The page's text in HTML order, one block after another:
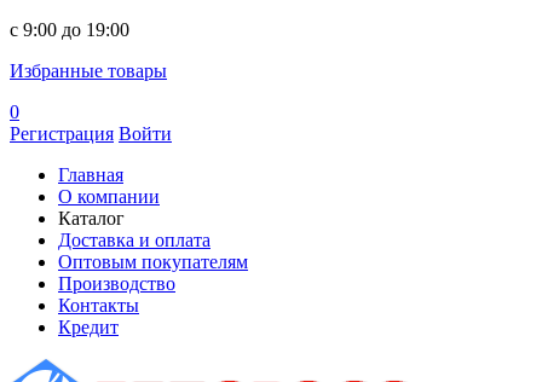
c 9:00 до 19:00
Избранные товары
0
Регистрация Войти
Главная
О компании
Каталог
Доставка и оплата
Оптовым покупателям
Производство
Контакты
Кредит